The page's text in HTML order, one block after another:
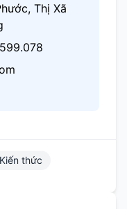
Thị Xã
Kiến thức